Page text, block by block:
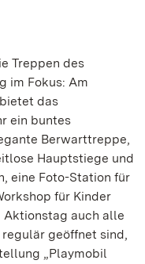
Treppen des
im Fokus: Am
das
ein buntes
Berwarttreppe,
Hauptstiege und
eine Foto-Station für
für Kinder
Aktionstag auch alle
geöffnet sind,
„Playmobil